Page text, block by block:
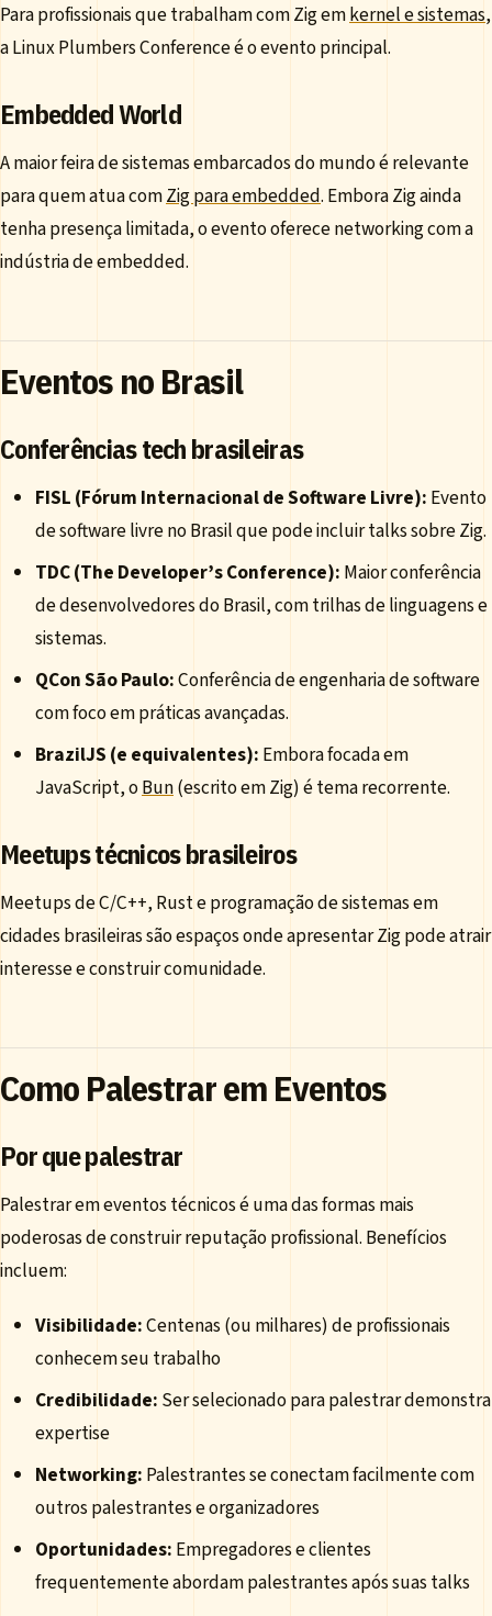
Para profissionais que trabalham com Zig emkernel e sistemas,
a Linux Plumbers Conference é o evento principal.
Embedded World
A maior feira de sistemas embarcados do mundo é relevante
para quem atua comZig para embedded. Embora Zig ainda
tenha presença limitada, o evento oferece networking com a
indústria de embedded.
Eventos no Brasil
Conferências tech brasileiras
FISL (Fórum Internacional de Software Livre): Evento
de software livre no Brasil que pode incluir talks sobre Zig.
TDC (The Developer’s Conference): Maior conferência
de desenvolvedores do Brasil, com trilhas de linguagens e
sistemas.
QCon São Paulo:Conferência de engenharia de software
com foco em práticas avançadas.
BrazilJS (e equivalentes): Embora focada em
JavaScript, oBun(escrito em Zig) é tema recorrente.
Meetups técnicos brasileiros
Meetups de C/C++, Rust e programação de sistemas em
cidades brasileiras são espaços onde apresentar Zig pode atrair
interesse e construir comunidade.
Como Palestrar em Eventos
Por que palestrar
Palestrar em eventos técnicos é uma das formas mais
poderosas de construir reputação profissional. Benefícios
incluem:
Visibilidade:Centenas (ou milhares) de profissionais
conhecem seu trabalho
Credibilidade: Ser selecionado para palestrar demonstra
expertise
Networking: Palestrantes se conectam facilmente com
outros palestrantes e organizadores
Oportunidades: Empregadores e clientes
frequentemente abordam palestrantes após suas talks